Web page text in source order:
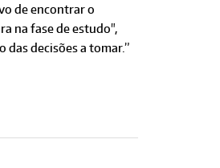
de encontrar o
na fase de estudo",
decisões a tomar.”